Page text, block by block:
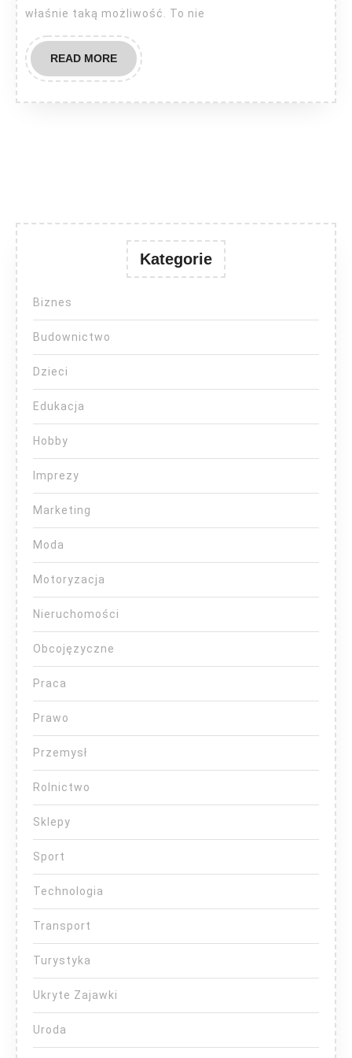
właśnie taką możliwość. To nie
READ MOREREAD
MORE
Kategorie
Biznes
Budownictwo
Dzieci
Edukacja
Hobby
Imprezy
Marketing
Moda
Motoryzacja
Nieruchomości
Obcojęzyczne
Praca
Prawo
Przemysł
Rolnictwo
Sklepy
Sport
Technologia
Transport
Turystyka
Ukryte Zajawki
Uroda